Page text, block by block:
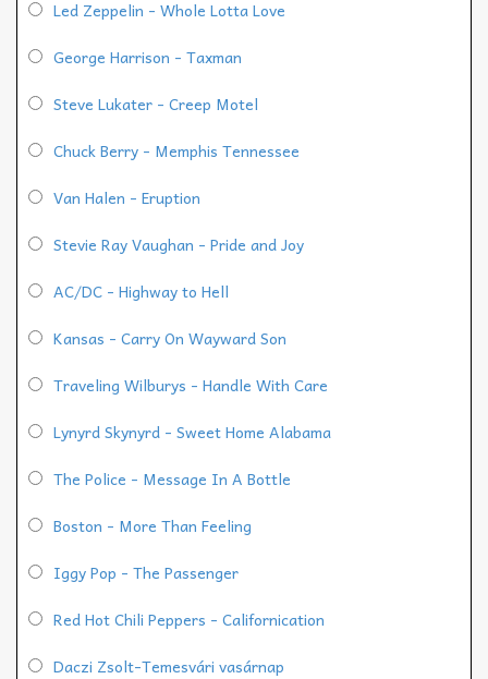
Led Zeppelin - Whole Lotta Love
George Harrison - Taxman
Steve Lukater - Creep Motel
Chuck Berry - Memphis Tennessee
Van Halen - Eruption
Stevie Ray Vaughan - Pride and Joy
AC/DC - Highway to Hell
Kansas - Carry On Wayward Son
Traveling Wilburys - Handle With Care
Lynyrd Skynyrd - Sweet Home Alabama
The Police - Message In A Bottle
Boston - More Than Feeling
Iggy Pop - The Passenger
Red Hot Chili Peppers - Californication
Daczi Zsolt-Temesvári vasárnap